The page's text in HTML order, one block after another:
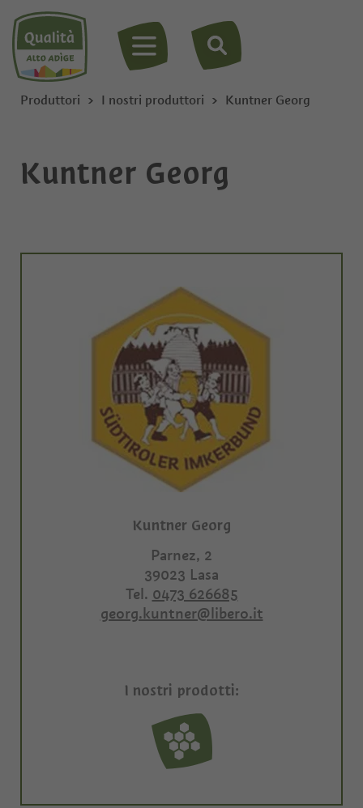
MENU
Produttori I nostri produttori Kuntner Georg
Kuntner Georg
Kuntner Georg
Parnez, 2
39023 Lasa
Tel. 0473 626685
georg.kuntner@libero.it
I nostri prodotti: